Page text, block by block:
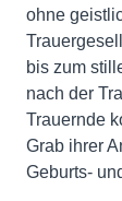
ohne
bis zum
nach der
Trauernde
Grab ihrer
Geburts-